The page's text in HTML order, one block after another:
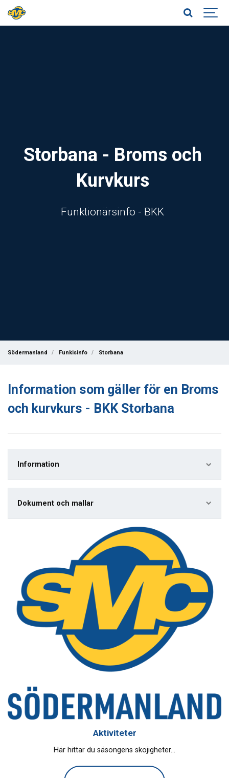
Storbana - Broms och
Kurvkurs
Funktionärsinfo - BKK
Södermanland Funkisinfo Storbana
Information som gäller för en Broms
och kurvkurs - BKK Storbana
Information
Dokument och mallar
Aktiviteter
Här hittar du säsongens skojigheter...